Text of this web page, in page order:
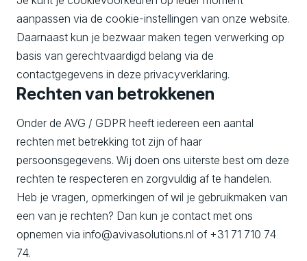
aanpassen via de cookie-instellingen van onze website.
Daarnaast kun je bezwaar maken tegen verwerking op
basis van gerechtvaardigd belang via de
contactgegevens in deze privacyverklaring.
Rechten van betrokkenen
Onder de AVG / GDPR heeft iedereen een aantal
rechten met betrekking tot zijn of haar
persoonsgegevens. Wij doen ons uiterste best om deze
rechten te respecteren en zorgvuldig af te handelen.
Heb je vragen, opmerkingen of wil je gebruikmaken van
een van je rechten? Dan kun je contact met ons
opnemen via info@avivasolutions.nl of +31 71 710 74
74.